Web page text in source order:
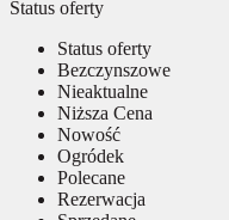
Status oferty
Status oferty
Bezczynszowe
Nieaktualne
Niższa Cena
Nowość
Ogródek
Polecane
Rezerwacja